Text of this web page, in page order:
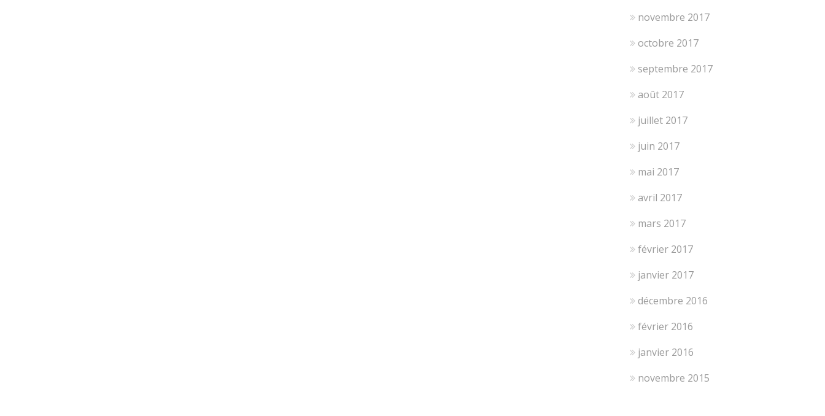
novembre 2017
octobre 2017
septembre 2017
août 2017
juillet 2017
juin 2017
mai 2017
avril 2017
mars 2017
février 2017
janvier 2017
décembre 2016
février 2016
janvier 2016
novembre 2015